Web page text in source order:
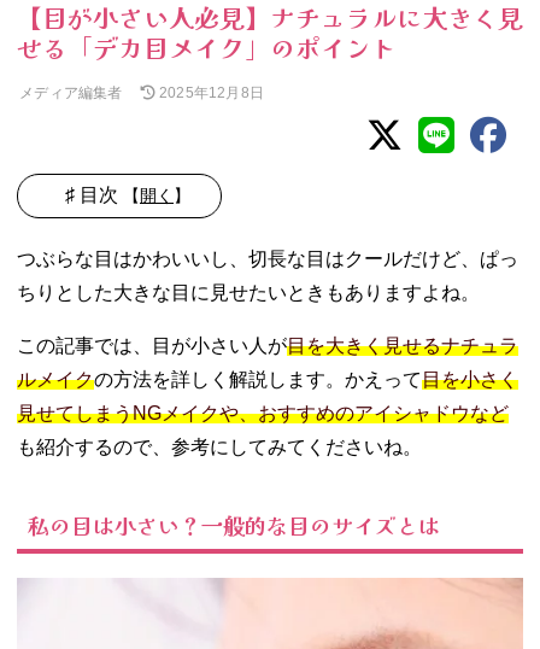
【目が小さい人必見】ナチュラルに大きく見
せる「デカ目メイク」のポイント
メディア編集者 2025年12月8日
♯ 目次 【開く 】
い？一般的な目
のサイズとは
のメイクのポイ
ント【二重の
人】
− インライ
のアイシャ
ドウで立体
的に
つぶらな目はかわいいし、切長な目はクールだけど、ぱっ
ちりとした大きな目に見せたいときもありますよね。
この記事では、目が小さい人が目を大きく見せるナチュラ
ルメイクの方法を詳しく解説します。かえって目を小さく
見せてしまうNGメイクや、おすすめのアイシャドウなど
も紹介するので、参考にしてみてくださいね。
私の目は小さい？一般的な目のサイズとは